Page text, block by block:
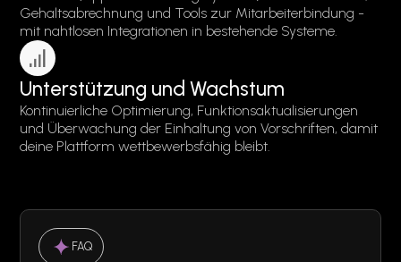
Gehaltsabrechnung und Tools zur Mitarbeiterbindung -
mit nahtlosen Integrationen in bestehende Systeme.
Unterstützung und Wachstum
Kontinuierliche Optimierung, Funktionsaktualisierungen
und Überwachung der Einhaltung von Vorschriften, damit
deine Plattform wettbewerbsfähig bleibt.
FAQ